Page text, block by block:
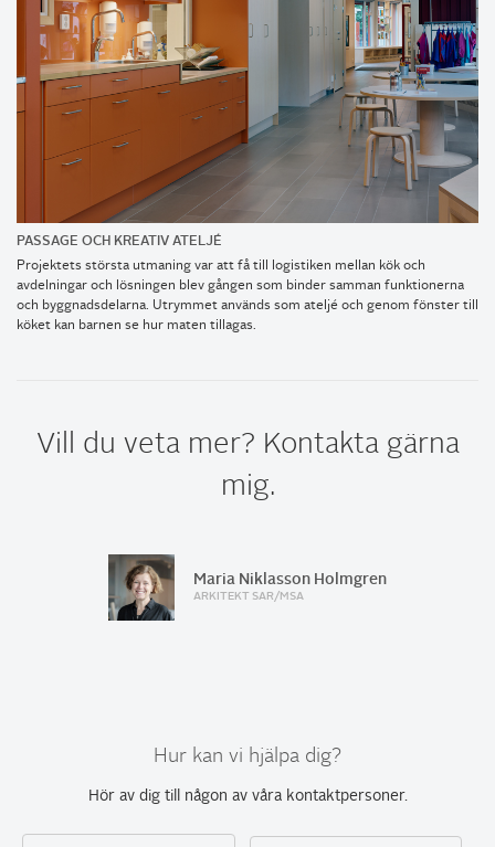
PASSAGE OCH KREATIV ATELJÉ
Projektets största utmaning var att få till logistiken mellan kök och
avdelningar och lösningen blev gången som binder samman funktionerna
och byggnadsdelarna. Utrymmet används som ateljé och genom fönster till
köket kan barnen se hur maten tillagas.
Vill du veta mer? Kontakta gärna
mig.
Maria Niklasson Holmgren
ARKITEKT SAR/MSA
Hur kan vi hjälpa dig?
Hör av dig till någon av våra kontaktpersoner.